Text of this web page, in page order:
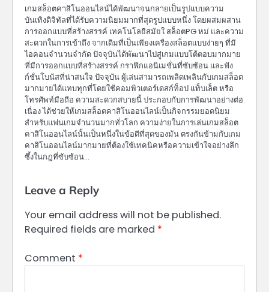
เกมสล็อตคาสิโนออนไลน์ได้พัฒนาจนกลายเป็นรูปแบบความ
บันเทิงดิจิทัลที่ได้รับความนิยมมากที่สุดรูปแบบหนึ่ง โดยผสมผสาน
การออกแบบที่สร้างสรรค์ เทคโนโลยีสมัยใ สล็อตPG หม่ และความ
สะดวกในการเข้าถึง จากเดิมที่เป็นเพียงเครื่องสล็อตแบบง่ายๆ ที่มี
ไอคอนจำนวนจำกัด ปัจจุบันได้พัฒนาไปสู่เกมแบบโต้ตอบมากมาย
ที่มีการออกแบบที่สร้างสรรค์ กราฟิกแอนิเมชั่นที่ซับซ้อน และฟัง
ก์ชั่นโบนัสที่น่าสนใจ ปัจจุบัน ผู้เล่นสามารถเพลิดเพลินกับเกมสล็อต
มากมายได้แทบทุกที่โดยใช้คอมพิวเตอร์เดสก์ท็อป แท็บเล็ต หรือ
โทรศัพท์มือถือ ความสะดวกสบายนี้ ประกอบกับการพัฒนาอย่างต่อ
เนื่อง ได้ช่วยให้เกมสล็อตคาสิโนออนไลน์เป็นกิจกรรมยอดนิยม
สำหรับแฟนเกมจำนวนมากทั่วโลก ความง่ายในการเล่นเกมสล็อต
คาสิโนออนไลน์นั้นเป็นหนึ่งในข้อดีที่สุดของมัน ตรงกันข้ามกับเกม
คาสิโนออนไลน์มากมายที่ต้องใช้เทคนิคหรือความเข้าใจอย่างลึก
ซึ้งในกฎที่ซับซ้อน…
Leave a Reply
Your email address will not be published.
Required fields are marked *
Comment *